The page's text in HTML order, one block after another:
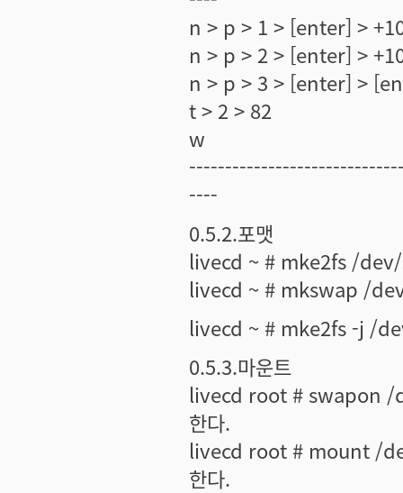
n > p > 1 > [enter] >
n > p > 2 > [enter] >
n > p > 3 > [enter] >
t > 2 > 82
w
----
0.5.2.포맷
livecd ~ # mke2fs /
livecd ~ # mkswap /
livecd ~ # mke2fs -j /
0.5.3.마운트
livecd root # swapon /
한다.
livecd root # mount /
한다.